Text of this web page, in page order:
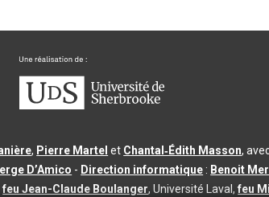
, Pierre Martel et Chantal‑Édith Masson,
D’Amico - Direction informatique : Benoit
feu Jean-Claude Boulanger, Université Laval,feu